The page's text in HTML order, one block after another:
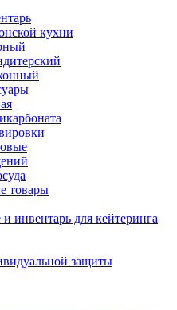
кухни
товары
инвентарь для кейтеринга
защиты